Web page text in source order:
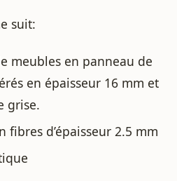
suit:
meubles en panneau de
en épaisseur 16 mm et
grise.
fibres d’épaisseur 2.5 mm